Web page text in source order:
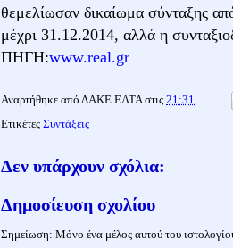
θεμελίωσαν δικαίωμα σύνταξης
μέχρι 31.12.2014, αλλά η
ΠΗΓΗ:www.real.gr
Αναρτήθηκε από ΔΑΚΕ ΕΛΤΑ στις 21:31
Ετικέτες Συντάξεις
Δεν υπάρχουν σχόλια:
Δημοσίευση σχολίου
Σημείωση: Μόνο ένα μέλος αυτού του